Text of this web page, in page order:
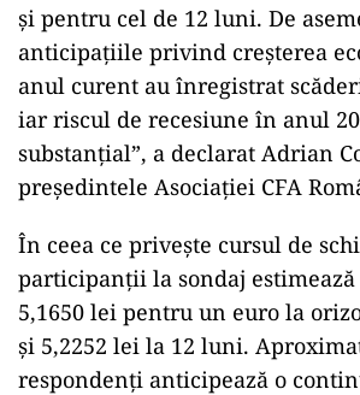
și pentru cel de 12 luni. De
anticipațiile privind creșterea
anul curent au înregistrat
iar riscul de recesiune în anul
substanțial”, a declarat Adrian
președintele Asociației CFA
În ceea ce privește cursul de
participanții la sondaj
5,1650 lei pentru un euro la
și 5,2252 lei la 12 luni.
respondenți anticipează o